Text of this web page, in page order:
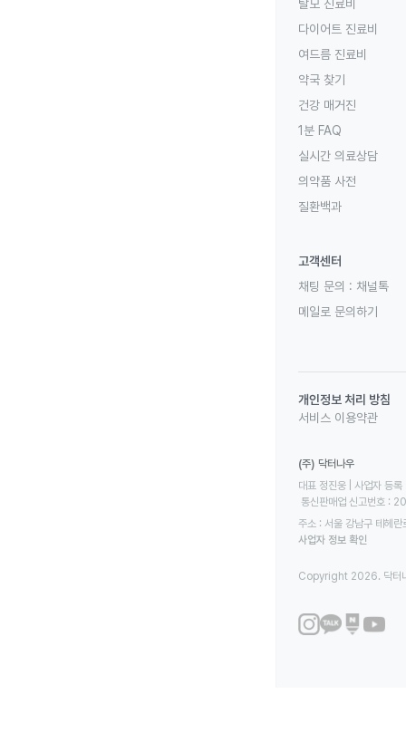
탈모 진료비
다이어트 진료비
여드름 진료비
약국 찾기
건강 매거진
1분 FAQ
실시간 의료상담
의약품 사전
질환백과
고객센터
채팅 문의 : 채널톡
메일로 문의하기
개인정보 처리 방침
서비스 이용약관
(주) 닥터나우
대표 정진웅 | 사업자
통신판매업 신고번호
주소 : 서울 강남구 테헤
사업자 정보 확인
Copyright 2026. 닥터